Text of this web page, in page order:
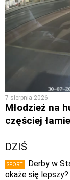
7 sierpnia 2026
Młodzież na
częściej
DZIŚ
SPORT
Derby w
okaże się lepszy?